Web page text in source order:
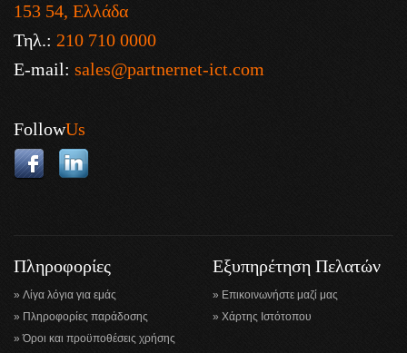
153 54, Ελλάδα
Τηλ.: 210 710 0000
E-mail: sales@partnernet-ict.com
FollowUs
Πληροφορίες
Λίγα λόγια για εμάς
Πληροφορίες παράδοσης
Όροι και προϋποθέσεις χρήσης
Εξυπηρέτηση Πελατών
Επικοινωνήστε μαζί μας
Χάρτης Ιστότοπου